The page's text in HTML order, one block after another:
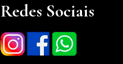
Redes Sociais